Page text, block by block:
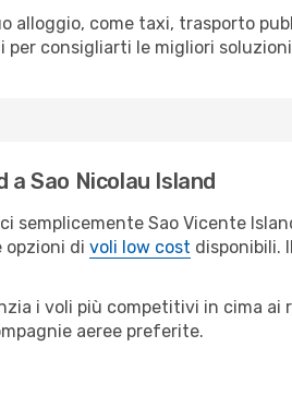
alloggio, come taxi, trasporto
per consigliarti le migliori
a Sao Nicolau Island
semplicemente Sao Vicente
opzioni di voli low cost disponibili.
i voli più competitivi in cima
aeree preferite.